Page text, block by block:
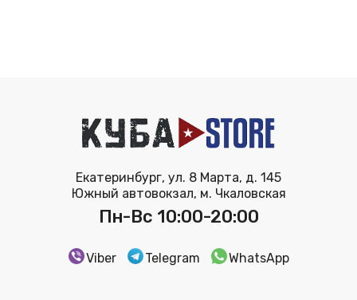
Екатеринбург, ул. 8 Марта, д. 145
Южный автовокзал, м. Чкаловская
Пн-Вс 10:00-20:00
Viber Telegram WhatsApp